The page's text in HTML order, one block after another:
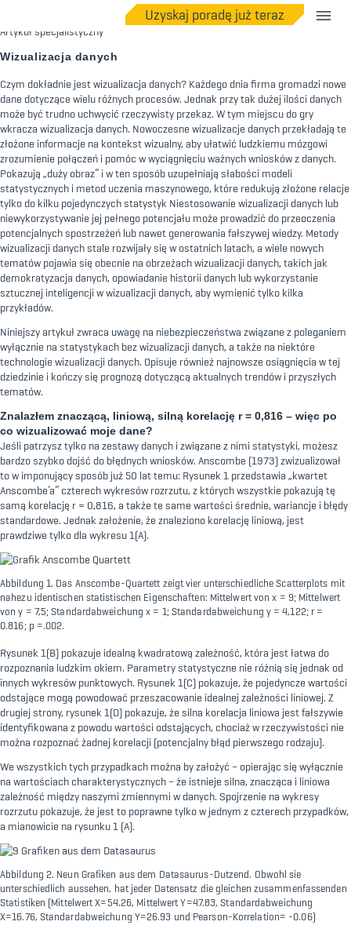
Uzyskaj poradę już teraz
Artykuł specjalistyczny
Wizualizacja danych
Czym dokładnie jest wizualizacja danych? Każdego dnia firma gromadzi nowe
dane dotyczące wielu różnych procesów. Jednak przy tak dużej ilości danych
może być trudno uchwycić rzeczywisty przekaz. W tym miejscu do gry
wkracza wizualizacja danych. Nowoczesne wizualizacje danych przekładają te
złożone informacje na kontekst wizualny, aby ułatwić ludzkiemu mózgowi
zrozumienie połączeń i pomóc w wyciągnięciu ważnych wniosków z danych.
Pokazują „duży obraz” i w ten sposób uzupełniają słabości modeli
statystycznych i metod uczenia maszynowego, które redukują złożone relacje
tylko do kilku pojedynczych statystyk Niestosowanie wizualizacji danych lub
niewykorzystywanie jej pełnego potencjału może prowadzić do przeoczenia
potencjalnych spostrzeżeń lub nawet generowania fałszywej wiedzy. Metody
wizualizacji danych stale rozwijały się w ostatnich latach, a wiele nowych
tematów pojawia się obecnie na obrzeżach wizualizacji danych, takich jak
demokratyzacja danych, opowiadanie historii danych lub wykorzystanie
sztucznej inteligencji w wizualizacji danych, aby wymienić tylko kilka
przykładów.
Niniejszy artykuł zwraca uwagę na niebezpieczeństwa związane z poleganiem
wyłącznie na statystykach bez wizualizacji danych, a także na niektóre
technologie wizualizacji danych. Opisuje również najnowsze osiągnięcia w tej
dziedzinie i kończy się prognozą dotyczącą aktualnych trendów i przyszłych
tematów.
Znalazłem znaczącą, liniową, silną korelację r = 0,816 – więc po
co wizualizować moje dane?
Jeśli patrzysz tylko na zestawy danych i związane z nimi statystyki, możesz
bardzo szybko dojść do błędnych wniosków. Anscombe (1973) zwizualizował
to w imponujący sposób już 50 lat temu: Rysunek 1 przedstawia „kwartet
Anscombe’a” czterech wykresów rozrzutu, z których wszystkie pokazują tę
samą korelację r = 0,816, a także te same wartości średnie, wariancje i błędy
standardowe. Jednak założenie, że znaleziono korelację liniową, jest
prawdziwe tylko dla wykresu 1(A).
Abbildung 1. Das Anscombe-Quartett zeigt vier unterschiedliche Scatterplots mit
nahezu identischen statistischen Eigenschaften: Mittelwert von x = 9; Mittelwert
von y = 7,5; Standardabweichung x = 1; Standardabweichung y = 4,122; r =
0.816; p =.002.
Rysunek 1(B) pokazuje idealną kwadratową zależność, która jest łatwa do
rozpoznania ludzkim okiem. Parametry statystyczne nie różnią się jednak od
innych wykresów punktowych. Rysunek 1(C) pokazuje, że pojedyncze wartości
odstające mogą powodować przeszacowanie idealnej zależności liniowej. Z
drugiej strony, rysunek 1(D) pokazuje, że silna korelacja liniowa jest fałszywie
identyfikowana z powodu wartości odstających, chociaż w rzeczywistości nie
można rozpoznać żadnej korelacji (potencjalny błąd pierwszego rodzaju).
We wszystkich tych przypadkach można by założyć – opierając się wyłącznie
na wartościach charakterystycznych – że istnieje silna, znacząca i liniowa
zależność między naszymi zmiennymi w danych. Spojrzenie na wykresy
rozrzutu pokazuje, że jest to poprawne tylko w jednym z czterech przypadków,
a mianowicie na rysunku 1 (A).
Abbildung 2. Neun Grafiken aus dem Datasaurus-Dutzend. Obwohl sie
unterschiedlich aussehen, hat jeder Datensatz die gleichen zusammenfassenden
Statistiken (Mittelwert X=54.26, Mittelwert Y=47.83, Standardabweichung
X=16.76, Standardabweichung Y=26.93 und Pearson-Korrelation= -0.06)